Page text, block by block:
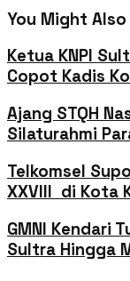
You Might Also
Ketua KNPI
Copot Kadis
Ajang STQH
Silaturahmi
Telkomsel
XXVIII di Kota
GMNI Kendari
Sultra Hingga